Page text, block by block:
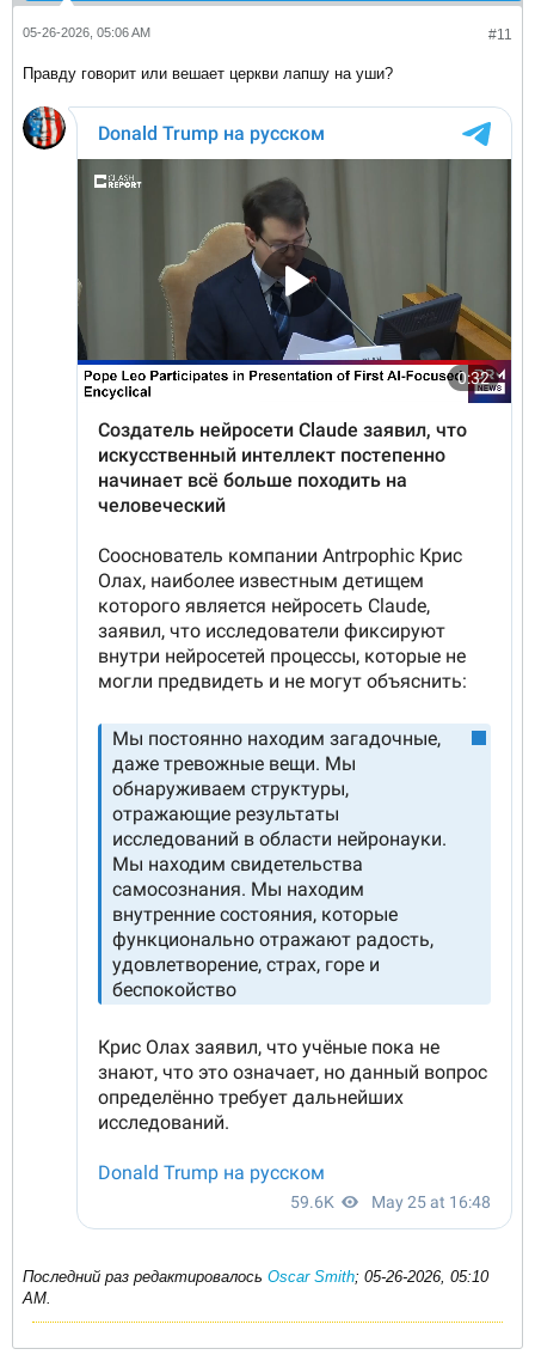
#11
05-26-2026, 05:06 AM
Правду говорит или вешает церкви лапшу на уши?
Последний раз редактировалось Oscar Smith; 05-26-2026, 05:10
AM